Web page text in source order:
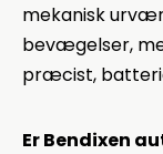
mekanisk
bevægelser,
præcist,
Er Bendixen